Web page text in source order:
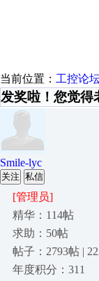
当前位置： 工控论
发奖啦！您觉得
Smile-lyc
关注 私信
[管理员]
精华：114帖
求助：50帖
帖子：2793帖 |
年度积分：311